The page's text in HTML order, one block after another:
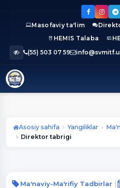
Masofaviy ta'lim
HEMIS Talaba
(55) 503 07 59
Asosiy sahifa Yangiliklar
Direktor tabrigi
Ma'naviy-Ma'rifiy Tadbirlar